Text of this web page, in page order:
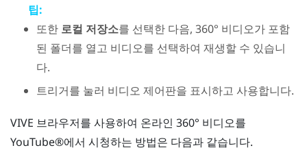
팁:
또한 로컬 저장소를 선택한 다음, 360° 비디오가 포함
된 폴더를 열고 비디오를 선택하여 재생할 수 있습니
다.
트리거를 눌러 비디오 제어판을 표시하고 사용합니다.
VIVE 브라우저를 사용하여 온라인 360° 비디오를
YouTube®에서 시청하는 방법은 다음과 같습니다.